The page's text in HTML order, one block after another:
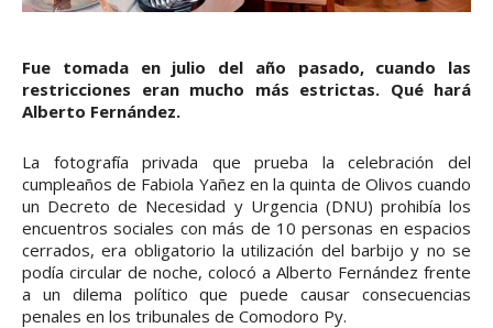
Fue tomada en julio del año pasado, cuando las
restricciones eran mucho más estrictas. Qué hará
Alberto Fernández.
La fotografía privada que prueba la celebración del
cumpleaños de Fabiola Yañez en la quinta de Olivos cuando
un Decreto de Necesidad y Urgencia (DNU) prohibía los
encuentros sociales con más de 10 personas en espacios
cerrados, era obligatorio la utilización del barbijo y no se
podía circular de noche, colocó a Alberto Fernández frente
a un dilema político que puede causar consecuencias
penales en los tribunales de Comodoro Py.